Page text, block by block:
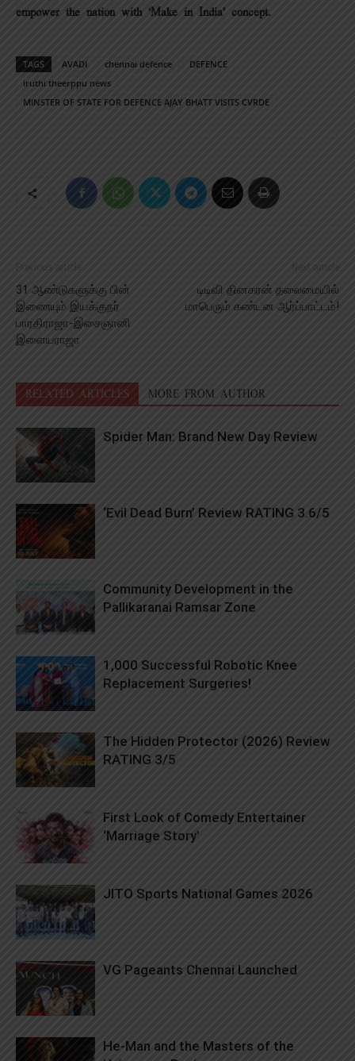
empower the nation with ‘Make in India’ concept.
TAGS AVADI chennai defence
DEFENCE
iruthi theerppu news
MINSTER OF STATE FOR DEFENCE AJAY BHATT VISITS CVRDE
Previous article
31 ஆண்டுகளுக்கு பின்
இணையும் இயக்குநர்
பாரதிராஜா-இசைஞானி
இளையராஜா
Next article
டிடிவி தினகரன் தலைமையில்
மாபெரும் கண்டன ஆர்ப்பாட்டம்!
RELATED ARTICLES MORE FROM AUTHOR
Spider Man: Brand New Day Review
‘Evil Dead Burn’ Review RATING 3.6/5
Community Development in the
Pallikaranai Ramsar Zone
1,000 Successful Robotic Knee
Replacement Surgeries!
The Hidden Protector (2026) Review
RATING 3/5
First Look of Comedy Entertainer
‘Marriage Story’
JITO Sports National Games 2026
VG Pageants Chennai Launched
He-Man and the Masters of the